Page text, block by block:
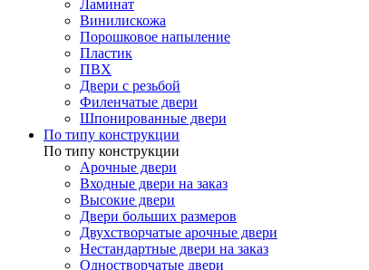
Ламинат
Винилискожа
Порошковое напыление
Пластик
ПВХ
Двери с резьбой
Филенчатые двери
Шпонированные двери
По типу конструкции
По типу конструкции
Арочные двери
Входные двери на заказ
Высокие двери
Двери больших размеров
Двухстворчатые арочные двери
Нестандартные двери на заказ
Одностворчатые двери